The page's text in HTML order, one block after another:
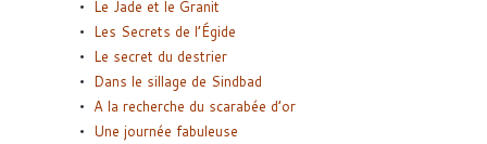
Le Jade et le Granit
Les Secrets de l’Égide
Le secret du destrier
Dans le sillage de Sindbad
A la recherche du scarabée d’or
Une journée fabuleuse